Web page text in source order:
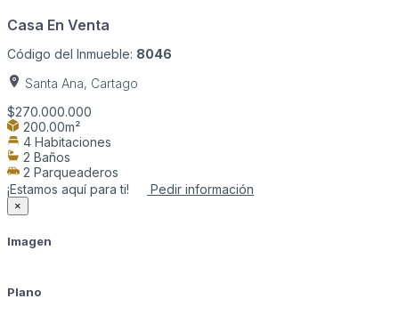
Casa En Venta
Código del Inmueble: 8046
Santa Ana, Cartago
$270.000.000
200.00m²
4 Habitaciones
2 Baños
2 Parqueaderos
¡Estamos aquí para ti!
Pedir información
×
Imagen
Plano